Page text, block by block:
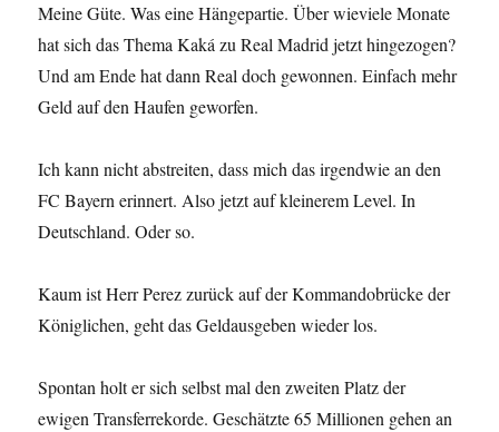
Meine Güte. Was eine Hängepartie. Über wieviele Monate
hat sich das Thema Kaká zu Real Madrid jetzt hingezogen?
Und am Ende hat dann Real doch gewonnen. Einfach mehr
Geld auf den Haufen geworfen.
Ich kann nicht abstreiten, dass mich das irgendwie an den
FC Bayern erinnert. Also jetzt auf kleinerem Level. In
Deutschland. Oder so.
Kaum ist Herr Perez zurück auf der Kommandobrücke der
Königlichen, geht das Geldausgeben wieder los.
Spontan holt er sich selbst mal den zweiten Platz der
ewigen Transferrekorde. Geschätzte 65 Millionen gehen an